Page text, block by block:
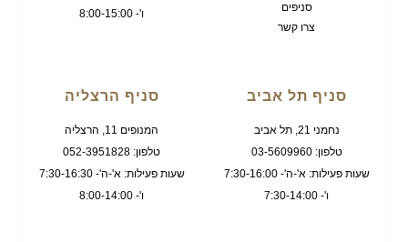
סניפים
צרו קשר
ו'- 8:00-15:00
סניף תל אביב
נחמני 21, תל אביב
טלפון: 03-5609960
שעות פעילות: א'-ה'- 7:30-16:00
ו'- 7:30-14:00
סניף הרצליה
המנופים 11, הרצליה
טלפון: 052-3951828
שעות פעילות: א'-ה'- 7:30-16:30
ו'- 8:00-14:00